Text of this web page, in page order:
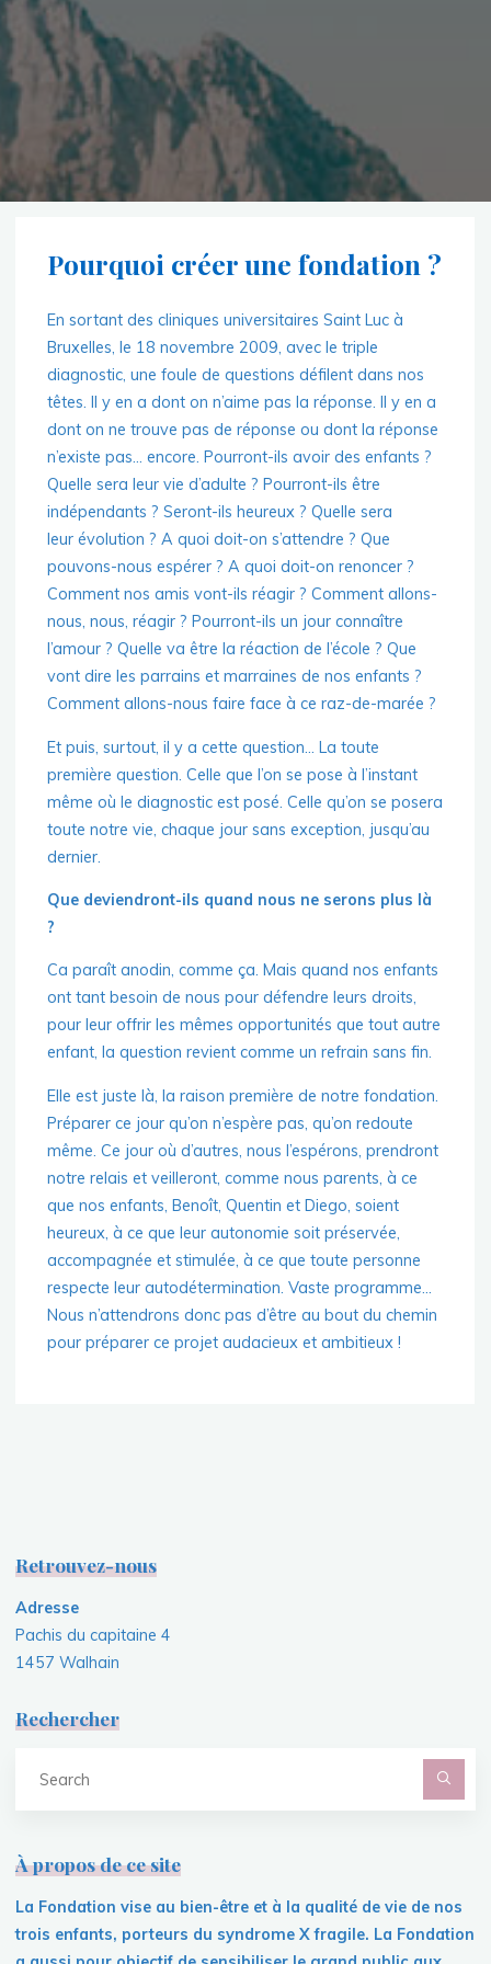
Pourquoi créer une fondation ?
En sortant des cliniques universitaires Saint Luc à
Bruxelles, le 18 novembre 2009, avec le triple
diagnostic, une foule de questions défilent dans nos
têtes. Il y en a dont on n’aime pas la réponse. Il y en a
dont on ne trouve pas de réponse ou dont la réponse
n’existe pas… encore. Pourront-ils avoir des enfants ?
Quelle sera leur vie d’adulte ? Pourront-ils être
indépendants ? Seront-ils heureux ? Quelle sera
leur évolution ? A quoi doit-on s’attendre ? Que
pouvons-nous espérer ? A quoi doit-on renoncer ?
Comment nos amis vont-ils réagir ? Comment allons-
nous, nous, réagir ? Pourront-ils un jour connaître
l’amour ? Quelle va être la réaction de l’école ? Que
vont dire les parrains et marraines de nos enfants ?
Comment allons-nous faire face à ce raz-de-marée ?
Et puis, surtout, il y a cette question… La toute
première question. Celle que l’on se pose à l’instant
même où le diagnostic est posé. Celle qu’on se posera
toute notre vie, chaque jour sans exception, jusqu’au
dernier.
Que deviendront-ils quand nous ne serons plus là
?
Ca paraît anodin, comme ça. Mais quand nos enfants
ont tant besoin de nous pour défendre leurs droits,
pour leur offrir les mêmes opportunités que tout autre
enfant, la question revient comme un refrain sans fin.
Elle est juste là, la raison première de notre fondation.
Préparer ce jour qu’on n’espère pas, qu’on redoute
même. Ce jour où d’autres, nous l’espérons, prendront
notre relais et veilleront, comme nous parents, à ce
que nos enfants, Benoît, Quentin et Diego, soient
heureux, à ce que leur autonomie soit préservée,
accompagnée et stimulée, à ce que toute personne
respecte leur autodétermination. Vaste programme…
Nous n’attendrons donc pas d’être au bout du chemin
pour préparer ce projet audacieux et ambitieux !
Retrouvez-nous
Adresse
Pachis du capitaine 4
1457 Walhain
Rechercher
À propos de ce site
La Fondation vise au bien-être et à la qualité de vie de nos
trois enfants, porteurs du syndrome X fragile. La Fondation